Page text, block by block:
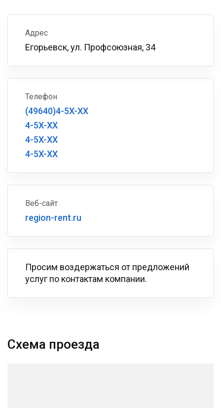
Адрес
Егорьевск, ул. Профсоюзная, 34
Телефон
(49640)4-5X-XX
4-5X-XX
4-5X-XX
4-5X-XX
Веб-сайт
region-rent.ru
Просим воздержаться от предложений
услуг по контактам компании.
Схема проезда